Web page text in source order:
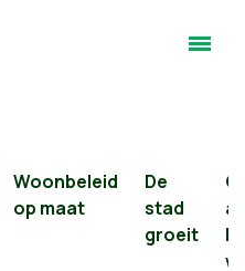
Woonbeleid
op maat
De
stad
groeit